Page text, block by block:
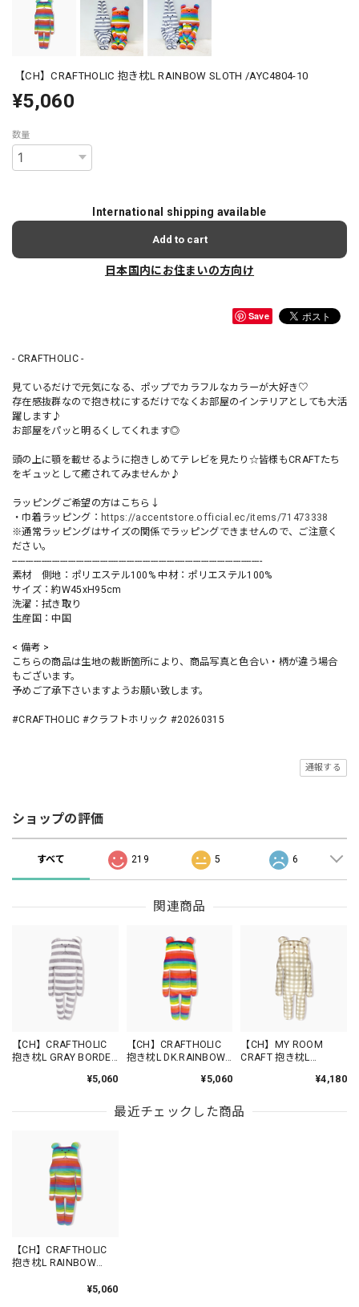
【CH】CRAFTHOLIC 抱き枕L RAINBOW SLOTH /AYC4804-10
¥5,060
数量
International shipping available
Add to cart
日本国内にお住まいの方向け
Save
- CRAFTHOLIC -
見ているだけで元気になる、ポップでカラフルなカラーが大好き♡
存在感抜群なので抱き枕にするだけでなくお部屋のインテリアとしても大活
躍します♪
お部屋をパッと明るくしてくれます◎
頭の上に顎を載せるように抱きしめてテレビを見たり☆皆様もCRAFTたち
をギュッとして癒されてみませんか♪
ラッピングご希望の方はこちら↓
・巾着ラッピング： https://accentstore.official.ec/items/71473338
※通常ラッピングはサイズの関係でラッピングできませんので、ご注意く
ださい。
----------------------------------------------------------------------------------------------
素材 側地：ポリエステル100% 中材：ポリエステル100%
サイズ：約W45xH95cm
洗濯：拭き取り
生産国：中国
< 備考 >
こちらの商品は生地の裁断箇所により、商品写真と色合い・柄が違う場合
もございます。
予めご了承下さいますようお願い致します。
#CRAFTHOLIC #クラフトホリック #20260315
通報する
ショップの評価
すべて 219 5 6
関連商品
【CH】CRAFTHOLIC
抱き枕L GRAY BORDER
¥5,060
【CH】CRAFTHOLIC
抱き枕L DK.RAINBOW
¥5,060
【CH】MY ROOM
CRAFT 抱き枕L
¥4,180
最近チェックした商品
【CH】CRAFTHOLIC
抱き枕L RAINBOW
¥5,060